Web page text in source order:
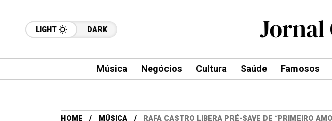
LIGHT DARK
Música Negócios Cultura Saúde Famosos
HOME MÚSICA RAFA CASTRO LIBERA PRÉ-SAVE DE “PRIMEIRO